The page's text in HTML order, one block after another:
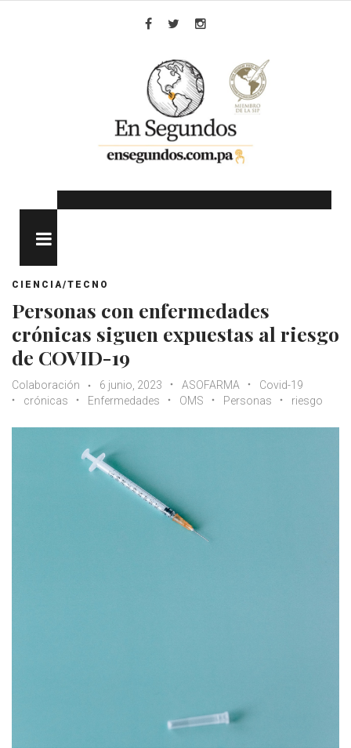
CIENCIA/TECNO
Personas con enfermedades
crónicas siguen expuestas al riesgo
de COVID-19
Colaboración 6 junio, 2023 ASOFARMA
Covid-19
crónicas
Enfermedades OMS Personas riesgo